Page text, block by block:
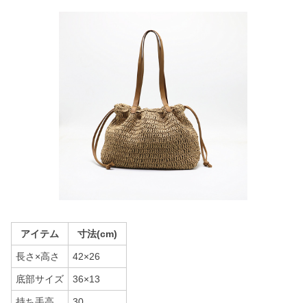
アイテム 寸法(cm)
長さ×高さ 42×26
底部サイズ 36×13